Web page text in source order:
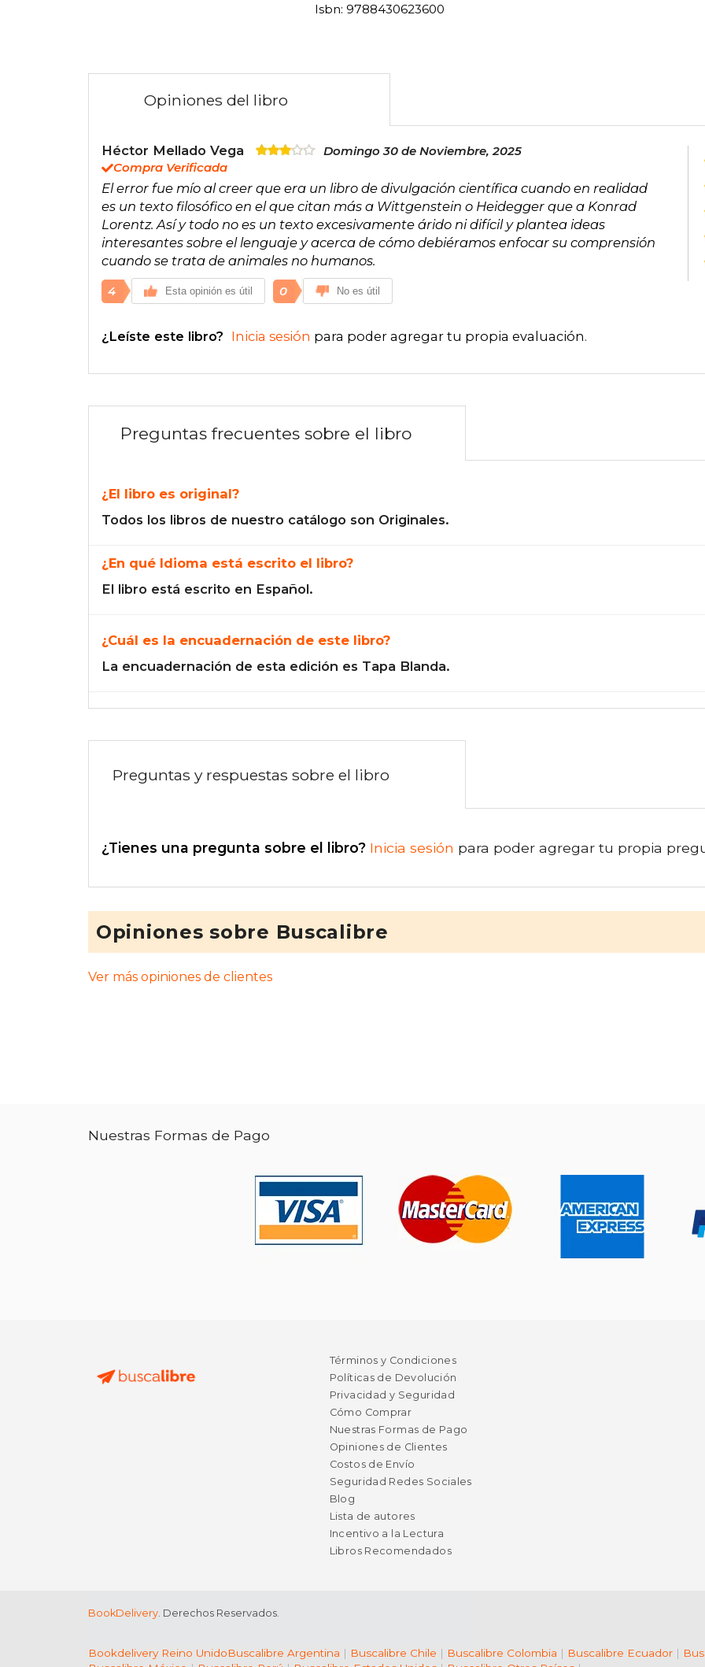
Isbn: 9788430623600
Opiniones del libro
Héctor Mellado Vega
Domingo 30 de Noviembre, 2025
Compra Verificada
El error fue mío al creer que era un libro de divulgación científica cuando en realidad
es un texto filosófico en el que citan más a Wittgenstein o Heidegger que a Konrad
Lorentz. Así y todo no es un texto excesivamente árido ni difícil y plantea ideas
interesantes sobre el lenguaje y acerca de cómo debiéramos enfocar su comprensión
cuando se trata de animales no humanos.
4 Esta opinión es útil 0 No es útil
¿Leíste este libro? Inicia sesión para poder agregar tu propia evaluación.
Preguntas frecuentes sobre el libro
¿El libro es original?
Todos los libros de nuestro catálogo son Originales.
¿En qué Idioma está escrito el libro?
El libro está escrito en Español.
¿Cuál es la encuadernación de este libro?
La encuadernación de esta edición es Tapa Blanda.
Preguntas y respuestas sobre el libro
¿Tienes una pregunta sobre el libro? Inicia sesión para poder agregar tu propia
Opiniones sobre Buscalibre
Ver más opiniones de clientes
Nuestras Formas de Pago
Términos y Condiciones
Políticas de Devolución
Privacidad y Seguridad
Cómo Comprar
Nuestras Formas de Pago
Opiniones de Clientes
Costos de Envío
Seguridad Redes Sociales
Blog
Lista de autores
Incentivo a la Lectura
Libros Recomendados
BookDelivery . Derechos Reservados.
Bookdelivery Reino UnidoBuscalibre Argentina | Buscalibre Chile | Buscalibre Colombia | Buscalibre Ecuador |